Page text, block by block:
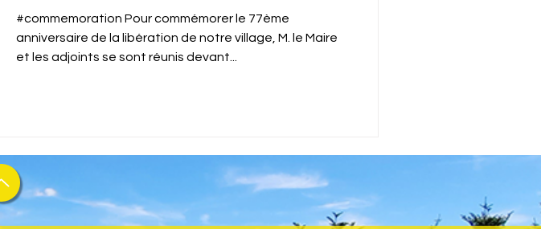
#commemoration Pour commémorer le 77ème
anniversaire de la libération de notre village, M. le Maire
et les adjoints se sont réunis devant...